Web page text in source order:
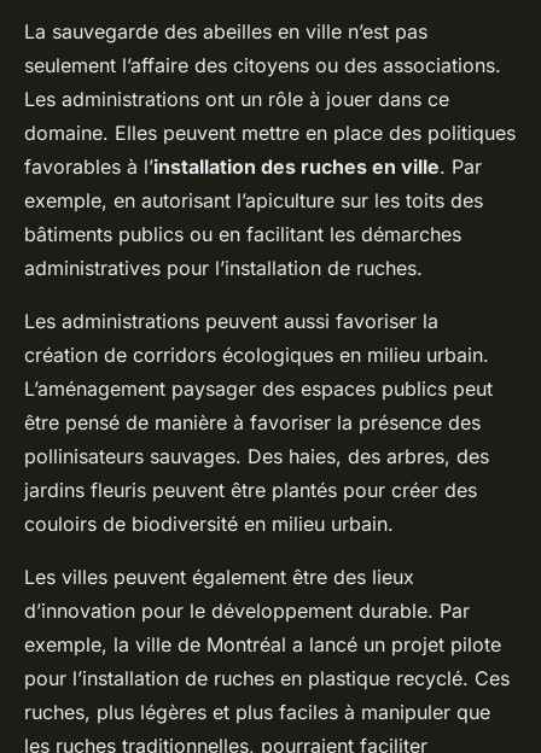
La sauvegarde des abeilles en ville n’est pas
seulement l’affaire des citoyens ou des associations.
Les administrations ont un rôle à jouer dans ce
domaine. Elles peuvent mettre en place des politiques
favorables à l’installation des ruches en ville. Par
exemple, en autorisant l’apiculture sur les toits des
bâtiments publics ou en facilitant les démarches
administratives pour l’installation de ruches.
Les administrations peuvent aussi favoriser la
création de corridors écologiques en milieu urbain.
L’aménagement paysager des espaces publics peut
être pensé de manière à favoriser la présence des
pollinisateurs sauvages. Des haies, des arbres, des
jardins fleuris peuvent être plantés pour créer des
couloirs de biodiversité en milieu urbain.
Les villes peuvent également être des lieux
d’innovation pour le développement durable. Par
exemple, la ville de Montréal a lancé un projet pilote
pour l’installation de ruches en plastique recyclé. Ces
ruches, plus légères et plus faciles à manipuler que
les ruches traditionnelles, pourraient faciliter